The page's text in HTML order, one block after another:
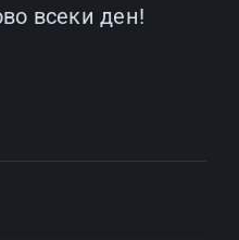
всеки ден!